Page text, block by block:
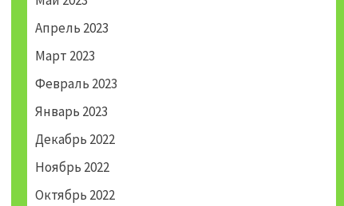
Апрель 2023
Март 2023
Февраль 2023
Январь 2023
Декабрь 2022
Ноябрь 2022
Октябрь 2022